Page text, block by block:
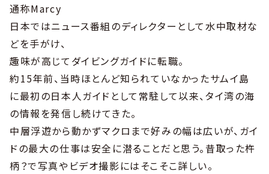
通称Marcy
日本ではニュース番組のディレクターとして水中取材な
どを手がけ、
趣味が高じてダイビングガイドに転職。
約15年前、当時ほとんど知られていなかったサムイ島
に最初の日本人ガイドとして常駐して以来、タイ湾の海
の情報を発信し続けてきた。
中層浮遊から動かずマクロまで好みの幅は広いが、ガイ
ドの最大の仕事は安全に潜ることだと思う。昔取った杵
柄？で写真やビデオ撮影にはそこそこ詳しい。